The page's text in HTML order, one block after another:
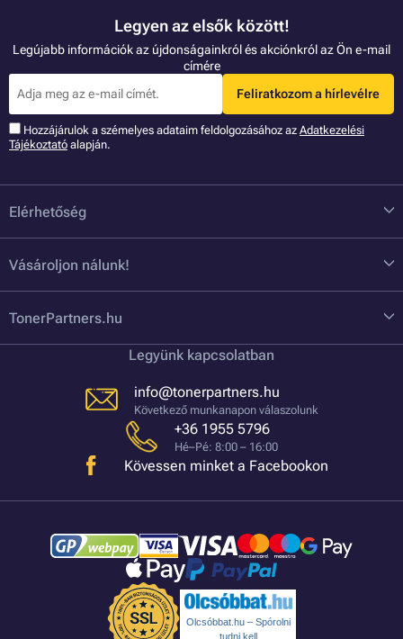
Legyen az elsők között!
Legújabb információk az újdonságainkról és akciónkról az Ön e-mail
címére
Feliratkozom a hírlevélre
Hozzájárulok a szémelyes adataim feldolgozásához az Adatkezelési
Tájékoztató alapján.
Elérhetőség
Vásároljon nálunk!
TonerPartners.hu
Legyünk kapcsolatban
info@tonerpartners.hu
Következő munkanapon válaszolunk
+36 1955 5796
Hé–Pé: 8:00 – 16:00
Kövessen minket a Facebookon
Olcsóbbat.hu – Spórolni
tudni kell